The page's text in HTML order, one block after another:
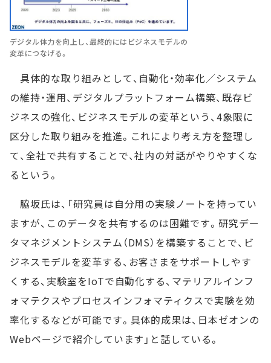
デジタル体力を向上し、最終的にはビジネスモデルの
変革につなげる。
具体的な取り組みとして、自動化・効率化／システム
の維持・運用、デジタルプラットフォーム構築、既存ビ
ジネスの強化、ビジネスモデルの変革という、4象限に
区分した取り組みを推進。これにより考え方を整理し
て、全社で共有することで、社内の対話がやりやすくな
るという。
脇坂氏は、「研究員は自分用の実験ノートを持ってい
ますが、このデータを共有するのは困難です。研究デー
タマネジメントシステム（DMS）を構築することで、ビ
ジネスモデルを変革する、お客さまをサポートしやす
くする、実験室をIoTで自動化する、マテリアルインフ
ォマテクスやプロセスインフォマティクスで実験を効
率化するなどが可能です。具体的成果は、日本ゼオンの
Webページで紹介しています」と話している。